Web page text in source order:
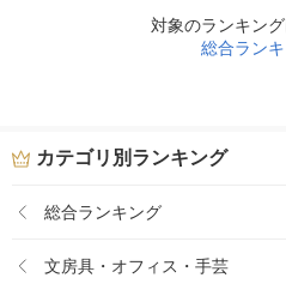
対象のランキン
総合ラン
カテゴリ別ランキング
総合ランキング
文房具・オフィス・手芸